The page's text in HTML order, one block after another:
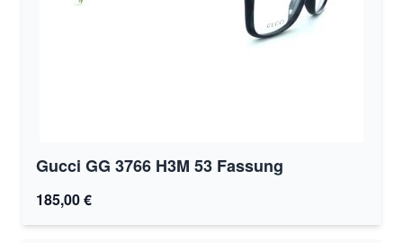
Gucci GG 3766 H3M 53 Fassung
185,00 €